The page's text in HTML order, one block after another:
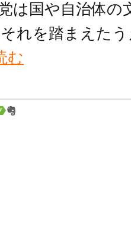
は国や自治体の
れを踏まえた
む